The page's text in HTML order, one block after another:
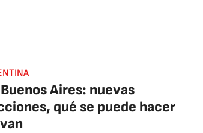
Aires: nuevas
qué se puede hacer